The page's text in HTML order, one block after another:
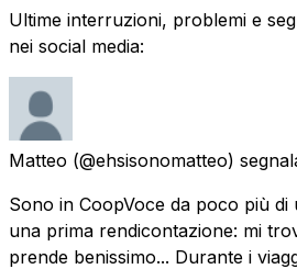
Ultime interruzioni, problemi e
nei social media:
Matteo (@ehsisonomatteo)
Sono in CoopVoce da poco più di
una prima rendicontazione: mi
prende benissimo... Durante i